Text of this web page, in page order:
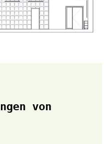
von